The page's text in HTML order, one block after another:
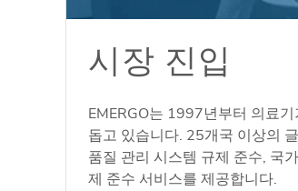
시장 진입
EMERGO는 1997년부터 의료
돕고 있습니다. 25개국 이상의
품질 관리 시스템 규제 준수, 국
제 준수 서비스를 제공합니다.